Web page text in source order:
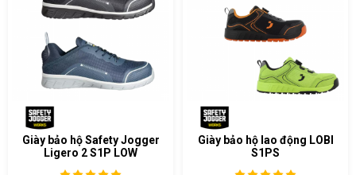
Giày bảo hộ Safety Jogger
Ligero 2 S1P LOW
Giày bảo hộ lao động LOBI
S1PS